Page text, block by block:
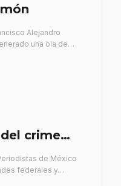
Alejandro
una ola de…
crimen
de México
federales y…